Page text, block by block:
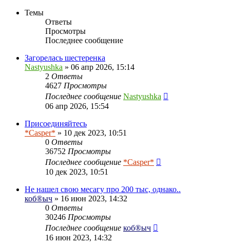
Темы
Ответы
Просмотры
Последнее сообщение
Загорелась шестеренка
Nastyushka » 06 апр 2026, 15:14
2 Ответы
4627 Просмотры
Последнее сообщение Nastyushka
06 апр 2026, 15:54
Присоединяйтесь
*Casper* » 10 дек 2023, 10:51
0 Ответы
36752 Просмотры
Последнее сообщение *Casper*
10 дек 2023, 10:51
Не нашел свою месагу про 200 тыс, однако..
коб®ыч » 16 июн 2023, 14:32
0 Ответы
30246 Просмотры
Последнее сообщение коб®ыч
16 июн 2023, 14:32